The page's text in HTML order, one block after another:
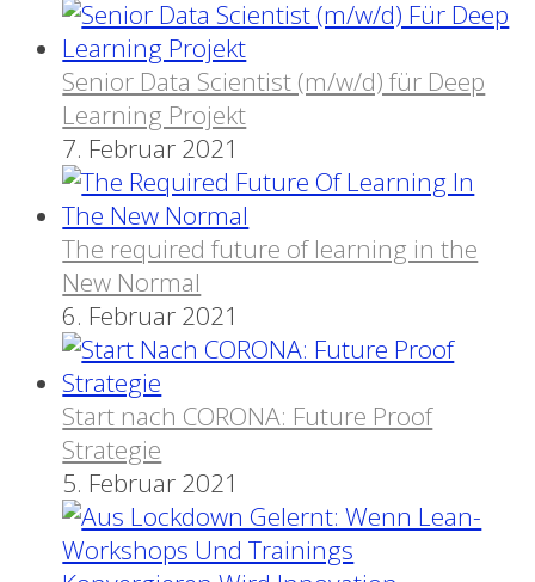
Senior Data Scientist (m/w/d) für Deep
Learning Projekt
7. Februar 2021
The required future of learning in the
New Normal
6. Februar 2021
Start nach CORONA: Future Proof
Strategie
5. Februar 2021